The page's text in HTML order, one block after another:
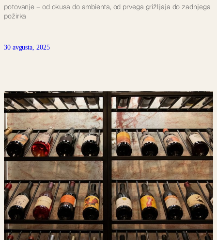
potovanje – od okusa do ambienta, od prvega grižljaja do zadnjega
požirka
30 avgusta, 2025